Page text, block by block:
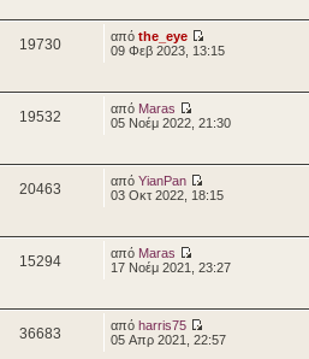
19730 από the_eye
09 Φεβ 2023, 13:15
19532 από Maras
05 Νοέμ 2022, 21:30
20463 από YianPan
03 Οκτ 2022, 18:15
15294 από Maras
17 Νοέμ 2021, 23:27
36683 από harris75
05 Απρ 2021, 22:57